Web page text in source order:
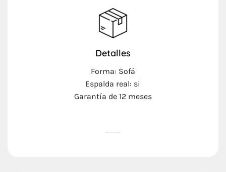
Detalles
Forma: Sofá
Espalda real: si
Garantía de 12 meses